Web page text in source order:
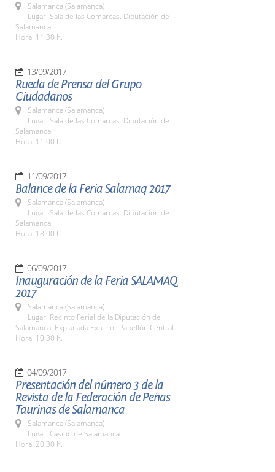
Salamanca (Salamanca)
Lugar: Sala de las Comarcas. Diputación de
Salamanca
Hora: 11:30 h.
13/09/2017
Rueda de Prensa del Grupo
Ciudadanos
Salamanca (Salamanca)
Lugar: Sala de las Comarcas. Diputación de
Salamanca
Hora: 11:00 h.
11/09/2017
Balance de la Feria Salamaq 2017
Salamanca (Salamanca)
Lugar: Sala de las Comarcas. Diputación de
Salamanca
Hora: 18:00 h.
06/09/2017
Inauguración de la Feria SALAMAQ
2017
Salamanca (Salamanca)
Lugar: Recinto Ferial de la Diputación de
Salamanca. Explanada Exterior Pabellón Central
Hora: 10:30 h.
04/09/2017
Presentación del número 3 de la
Revista de la Federación de Peñas
Taurinas de Salamanca
Salamanca (Salamanca)
Lugar: Casino de Salamanca
Hora: 20:30 h.